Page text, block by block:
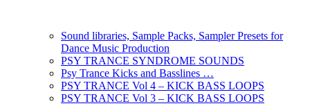
Sound libraries, Sample Packs, Sampler Presets for
Dance Music Production
PSY TRANCE SYNDROME SOUNDS
Psy Trance Kicks and Basslines …
PSY TRANCE Vol 4 – KICK BASS LOOPS
PSY TRANCE Vol 3 – KICK BASS LOOPS